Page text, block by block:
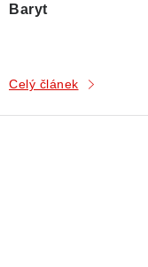
Baryt
Celý článek